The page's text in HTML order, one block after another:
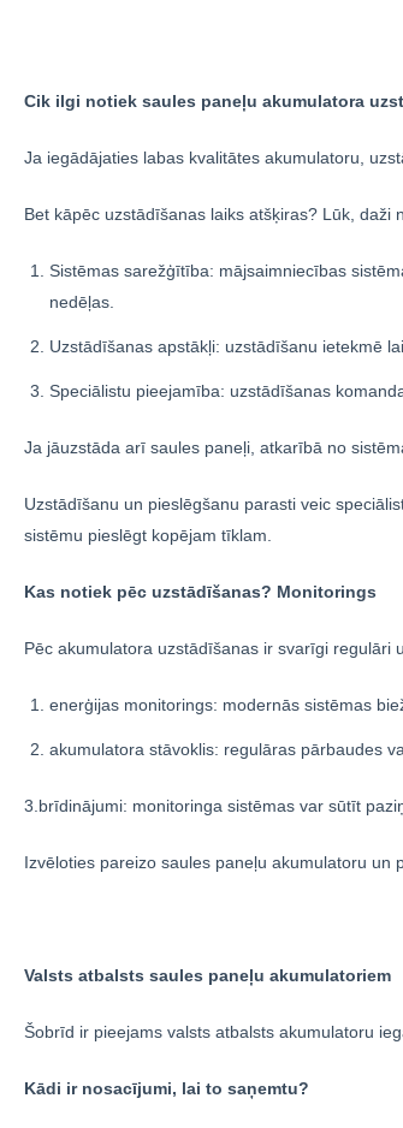
Cik ilgi notiek saules paneļu akumulatora
Ja iegādājaties labas kvalitātes akumulatoru,
Bet kāpēc uzstādīšanas laiks atšķiras? Lūk, daži
Sistēmas sarežģītība: mājsaimniecības
nedēļas.
Uzstādīšanas apstākļi: uzstādīšanu ietekmē
Speciālistu pieejamība: uzstādīšanas
Ja jāuzstāda arī saules paneļi, atkarībā no
Uzstādīšanu un pieslēgšanu parasti veic
sistēmu pieslēgt kopējam tīklam.
Kas notiek pēc uzstādīšanas? Monitorings
Pēc akumulatora uzstādīšanas ir svarīgi regulāri
enerģijas monitorings: modernās sistēmas
akumulatora stāvoklis: regulāras pārbaudes
3.brīdinājumi: monitoringa sistēmas var sūtīt
Izvēloties pareizo saules paneļu akumulatoru un
Valsts atbalsts saules paneļu akumulatoriem
Šobrīd ir pieejams valsts atbalsts akumulatoru
Kādi ir nosacījumi, lai to saņemtu?